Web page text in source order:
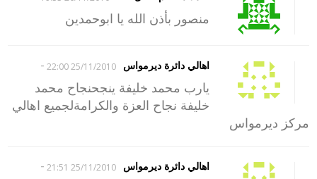
منصور بأذن الله يا ابوحمدين
اهالي دائرة ديرمواس 25/11/2010 22:00
-
يارب محمد خليفة ينجحنجاح محمد
خليفة نجاح العزة والكرامةلجميع اهالي
مركز ديرمواس
اهالي دائرة ديرمواس 25/11/2010 21:51
-